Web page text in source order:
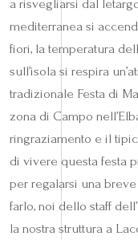
a risvegliarsi dal
mediterranea si
fiori, la temperatura
sull’isola si respira
tradizionale Festa di
zona di Campo
ringraziamento e il
di vivere questa festa
per regalarsi una breve
farlo, noi dello staff
la nostra struttura a